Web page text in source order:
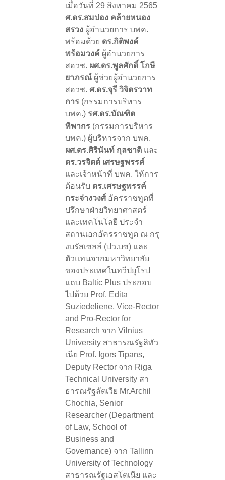
เมื่อวันที่ 29 สิงหาคม 2565
ศ.ดร.สมปอง คล้ายหนอง
สรวง ผู้อำนวยการ บพค.
พร้อมด้วย ดร.กิติพงค์
พร้อมวงค์ ผู้อำนวยการ
สอวช. ผศ.ดร.พูลศักดิ์ โกษี
ยาภรณ์ ผู้ช่วยผู้อำนวยการ
สอวช. ศ.ดร.จุรี วิจิตรวาท
การ (กรรมการบริหาร
บพค.) รศ.ดร.บัณฑิต
ทิพากร (กรรมการบริหาร
บพค.) ผู้บริหารจาก บพค.
ผศ.ดร.ศิรินันท์ กุลชาติ และ
ดร.วรจิตต์ เศรษฐพรรค์
และเจ้าหน้าที่ บพค. ให้การ
ต้อนรับ ดร.เศรษฐพรรค์
กระจ่างวงศ์อัครราชทูตที่
ปรึกษาฝ่ายวิทยาศาสตร์
และเทคโนโลยี ประจำ
สถานเอกอัครราชทูต ณ กรุ
งบรัสเซลล์ (ปว.บซ) และ
ตัวแทนจากมหาวิทยาลัย
ของประเทศในทวีปยุโรป
แถบ Baltic Plus ประกอบ
ไปด้วย Prof. Edita
Suziedeliene, Vice-Rector
and Pro-Rector for
Research จาก Vilnius
University สาธารณรัฐลิทัว
เนีย Prof. Igors Tipans,
Deputy Rector จาก Riga
Technical University สา
ธารณรัฐลัตเวีย Mr.Archil
Chochia, Senior
Researcher (Department
of Law, School of
Business and
Governance) จาก Tallinn
University of Technology
สาธารณรัฐเอสโตเนีย และ